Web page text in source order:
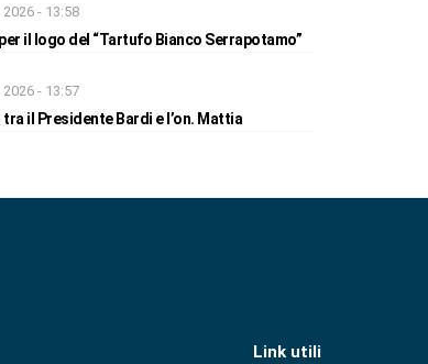
- 13:58
il logo del “Tartufo Bianco Serrapotamo”
- 13:57
tra il Presidente Bardi e l’on. Mattia
Link utili